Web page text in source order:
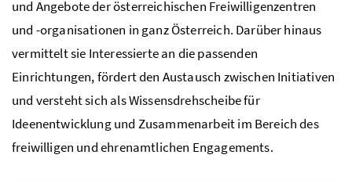
und Angebote der österreichischen Freiwilligenzentren
und -organisationen in ganz Österreich. Darüber hinaus
vermittelt sie Interessierte an die passenden
Einrichtungen, fördert den Austausch zwischen Initiativen
und versteht sich als Wissensdrehscheibe für
Ideenentwicklung und Zusammenarbeit im Bereich des
freiwilligen und ehrenamtlichen Engagements.